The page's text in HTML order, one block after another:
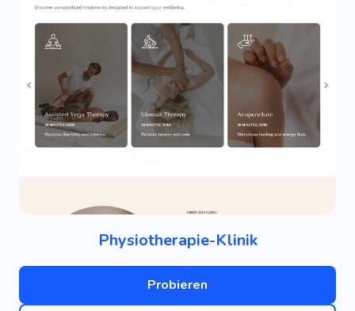
Physiotherapie-Klinik
Probieren